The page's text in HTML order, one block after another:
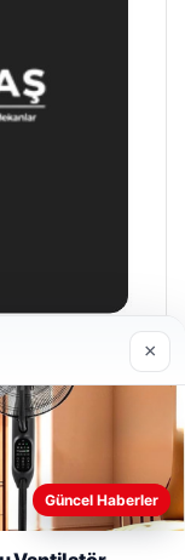
×
Güncel Haberler